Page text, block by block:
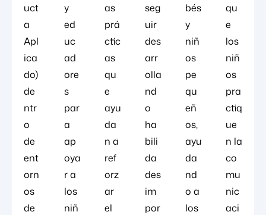
uct
a
Apl
ica
do)
de
ntr
o
de
ent
orn
os
de
y
ed
uc
ad
ore
s
par
a
ap
oya
r a
los
niñ
as
prá
ctic
as
qu
e
ayu
da
n a
ref
orz
ar
el
seg
uir
des
arr
olla
nd
o
ha
bili
da
des
im
por
bés
y
niñ
os
pe
qu
eñ
os,
ayu
da
nd
o a
los
qu
e
los
niñ
os
pra
ctiq
ue
n la
co
mu
nic
aci